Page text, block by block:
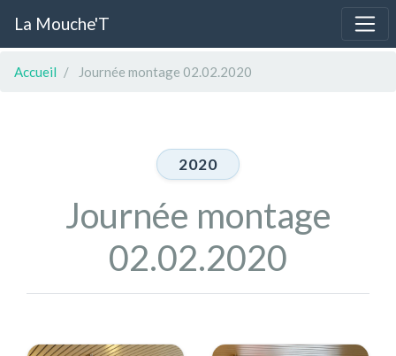
La Mouche'T
Accueil Journée montage 02.02.2020
2020
Journée montage
02.02.2020